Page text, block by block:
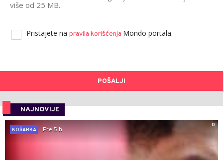
više od 25 MB.
Pristajete na pravila korišćenja Mondo portala.
POŠALJI
NAJNOVIJE
0
KOŠARKA
Pre 5 h